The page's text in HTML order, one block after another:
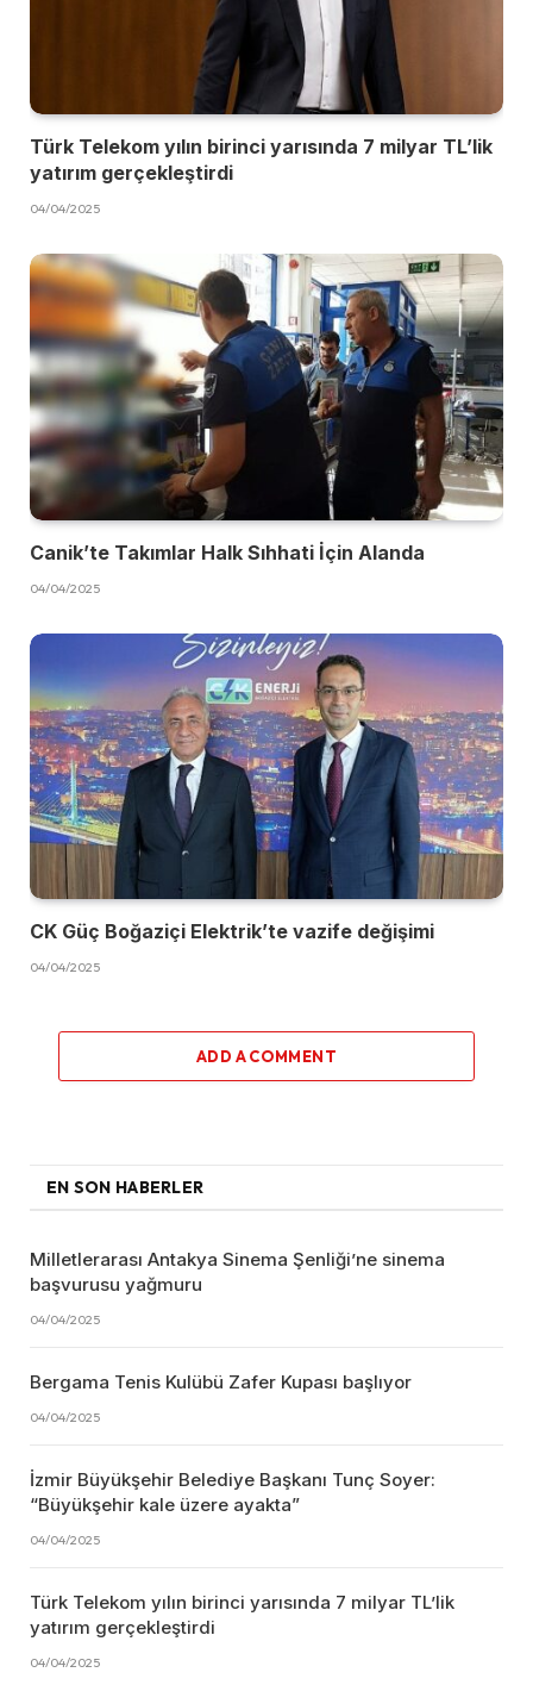
Türk Telekom yılın birinci yarısında 7 milyar TL’lik
yatırım gerçekleştirdi
04/04/2025
Canik’te Takımlar Halk Sıhhati İçin Alanda
04/04/2025
CK Güç Boğaziçi Elektrik’te vazife değişimi
04/04/2025
ADD A COMMENT
EN SON HABERLER
Milletlerarası Antakya Sinema Şenliği’ne sinema
başvurusu yağmuru
04/04/2025
Bergama Tenis Kulübü Zafer Kupası başlıyor
04/04/2025
İzmir Büyükşehir Belediye Başkanı Tunç Soyer:
“Büyükşehir kale üzere ayakta”
04/04/2025
Türk Telekom yılın birinci yarısında 7 milyar TL’lik
yatırım gerçekleştirdi
04/04/2025